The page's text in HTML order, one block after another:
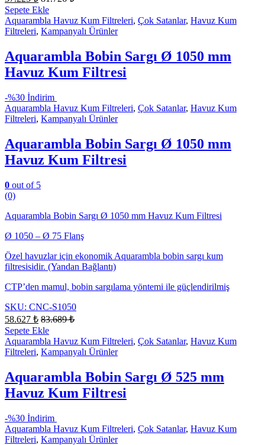
Sepete Ekle
Aquarambla Havuz Kum Filtreleri, Çok Satanlar, Havuz Kum
Filtreleri, Kampanyalı Ürünler
Aquarambla Bobin Sargı Ø 1050 mm
Havuz Kum Filtresi
-%30 İndirim
Aquarambla Havuz Kum Filtreleri, Çok Satanlar, Havuz Kum
Filtreleri, Kampanyalı Ürünler
Aquarambla Bobin Sargı Ø 1050 mm
Havuz Kum Filtresi
0 out of 5
(0)
Aquarambla Bobin Sargı Ø 1050 mm Havuz Kum Filtresi
Ø 1050 – Ø 75 Flanş
Özel havuzlar için ekonomik Aquarambla bobin sargı kum
filtresisidir. (Yandan Bağlantı)
CTP’den mamul, bobin sargılama yöntemi ile güçlendirilmiş
SKU: CNC-S1050
58.627 ₺ 83.689₺
Sepete Ekle
Aquarambla Havuz Kum Filtreleri, Çok Satanlar, Havuz Kum
Filtreleri, Kampanyalı Ürünler
Aquarambla Bobin Sargı Ø 525 mm
Havuz Kum Filtresi
-%30 İndirim
Aquarambla Havuz Kum Filtreleri, Çok Satanlar, Havuz Kum
Filtreleri, Kampanyalı Ürünler